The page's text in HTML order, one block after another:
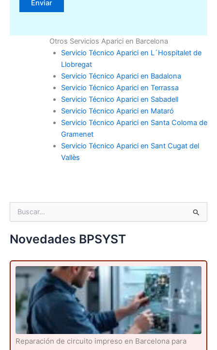
Otros Servicios Aparici en Barcelona
Servicio Técnico Aparici en L´Hospitalet de
Llobregat
Servicio Técnico Aparici en Badalona
Servicio Técnico Aparici en Terrassa
Servicio Técnico Aparici en Sabadell
Servicio Técnico Aparici en Mataró
Servicio Técnico Aparici en Santa Coloma de
Gramenet
Servicio Técnico Aparici en Sant Cugat del
Vallès
c
a
p
Novedades BPSYST
Reparación de circuito impreso en Barcelona para